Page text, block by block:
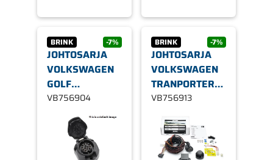
BRINK -7%
JOHTOSARJA
VOLKSWAGEN
GOLF
V/VI/PLUS 03-
VB756904
BRINK -7%
JOHTOSARJA
VOLKSWAGEN
TRANPORTER
T6.1
VB756913